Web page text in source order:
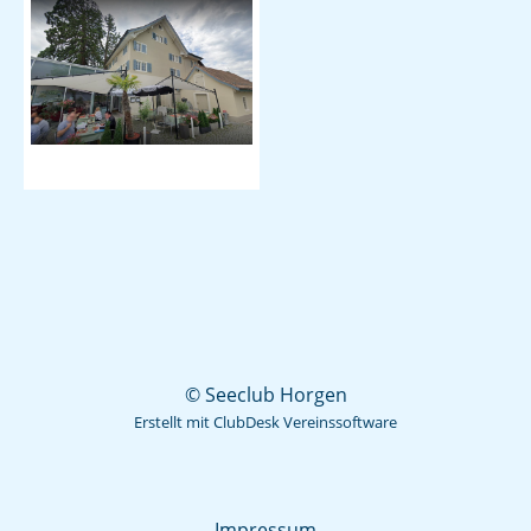
© Seeclub Horgen
Erstellt mit ClubDesk Vereinssoftware